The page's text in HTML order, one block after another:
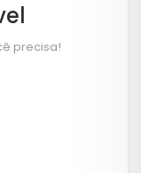
precisa!